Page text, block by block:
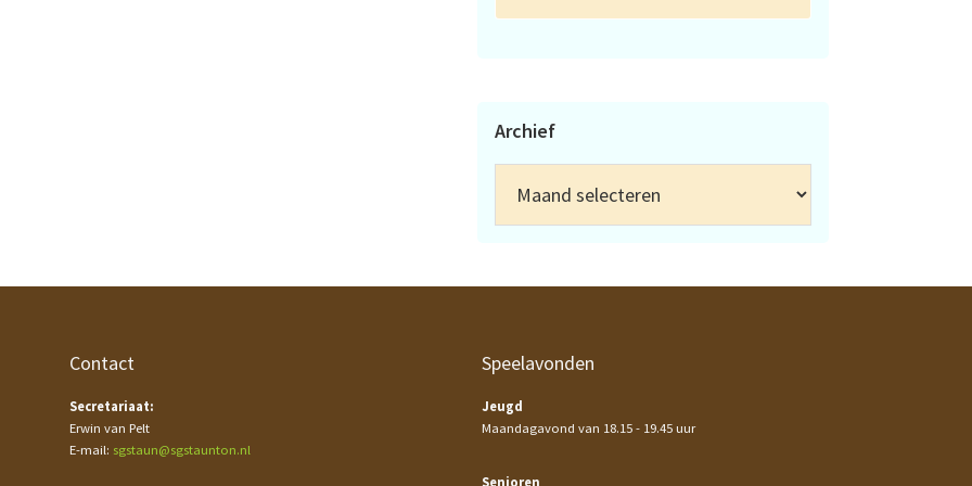
Archief
Contact
Secretariaat:
Erwin van Pelt
E-mail: sgstaun@sgstaunton.nl
Speelavonden
Jeugd
Maandagavond van 18.15 - 19.45 uur
Senioren